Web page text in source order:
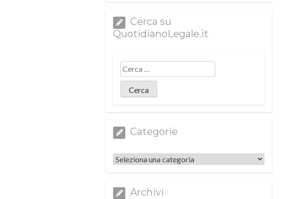
Cerca su
QuotidianoLegale.it
Categorie
Categorie
Archivi